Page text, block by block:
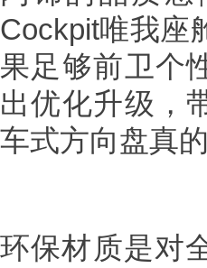
Cockpit唯我座
果足够前卫个
出优化升级，
车式方向盘真
环保材质是对